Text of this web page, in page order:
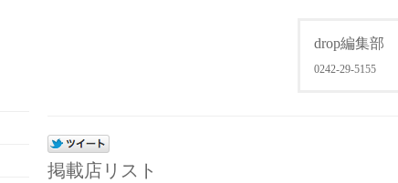
drop編集部
0242-29-5155
掲載店リスト